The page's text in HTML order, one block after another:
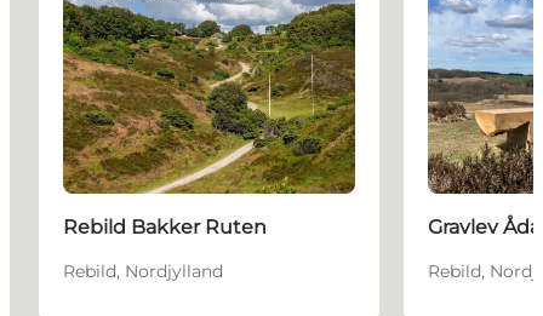
Rebild Bakker Ruten
Rebild, Nordjylland
Gravlev
Rebild,